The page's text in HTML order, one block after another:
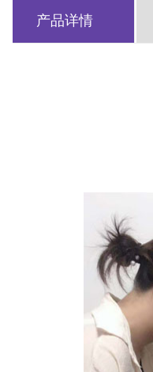
产品详情